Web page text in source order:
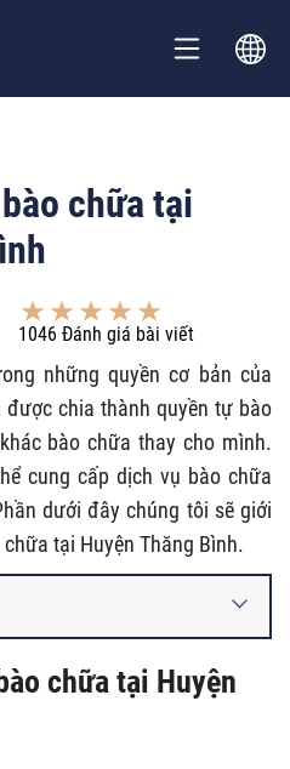
chữa tại
1046 Đánh giá bài viết
những quyền cơ bản của
chia thành quyền tự bào
bào chữa thay cho mình.
cung cấp dịch vụ bào chữa
dưới đây chúng tôi sẽ giới
tại Huyện Thăng Bình.
chữa tại Huyện